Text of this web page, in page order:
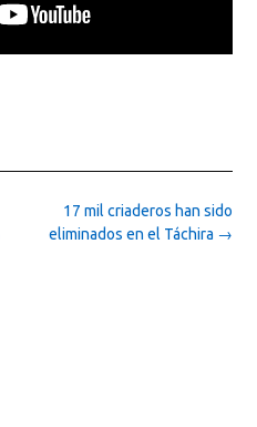
17 mil criaderos han sido
eliminados en el Táchira →